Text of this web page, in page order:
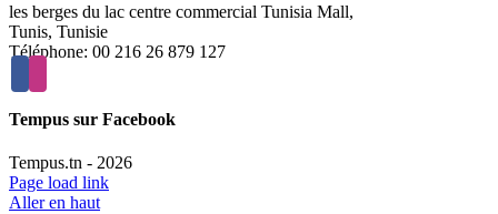
les berges du lac centre commercial Tunisia Mall,
Tunis, Tunisie
Téléphone: 00 216 26 879 127
Tempus sur Facebook
Tempus.tn - 2026
Page load link
Aller en haut